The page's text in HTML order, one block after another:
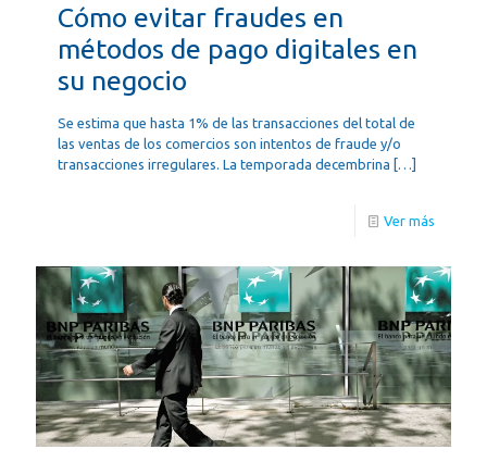
Cómo evitar fraudes en
métodos de pago digitales en
su negocio
Se estima que hasta 1% de las transacciones del total de
las ventas de los comercios son intentos de fraude y/o
transacciones irregulares. La temporada decembrina […]
Ver más